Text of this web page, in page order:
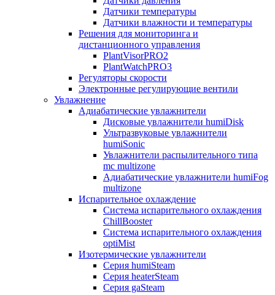
Датчики температуры
Датчики влажности и температуры
Решения для мониторинга и
дистанционного управления
PlantVisorPRO2
PlantWatchPRO3
Регуляторы скорости
Электронные регулирующие вентили
Увлажнение
Адиабатические увлажнители
Дисковые увлажнители humiDisk
Ультразвуковые увлажнители
humiSonic
Увлажнители распылительного типа
mc multizone
Адиабатические увлажнители humiFog
multizone
Испарительное охлаждение
Система испарительного охлаждения
ChillBooster
Система испарительного охлаждения
optiMist
Изотермические увлажнители
Серия humiSteam
Серия heaterSteam
Серия gaSteam